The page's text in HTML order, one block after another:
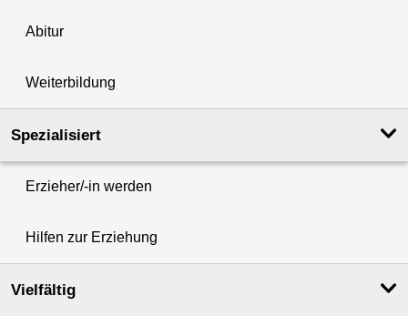
Abitur
Weiterbildung
Spezialisiert
Erzieher/-in werden
Hilfen zur Erziehung
Vielfältig